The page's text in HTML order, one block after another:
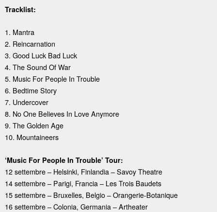
Tracklist:
1. Mantra
2. Reincarnation
3. Good Luck Bad Luck
4. The Sound Of War
5. Music For People In Trouble
6. Bedtime Story
7. Undercover
8. No One Believes In Love Anymore
9. The Golden Age
10. Mountaineers
‘Music For People In Trouble’ Tour:
12 settembre – Helsinki, Finlandia – Savoy Theatre
14 settembre – Parigi, Francia – Les Trois Baudets
15 settembre – Bruxelles, Belgio – Orangerie-Botanique
16 settembre – Colonia, Germania – Artheater